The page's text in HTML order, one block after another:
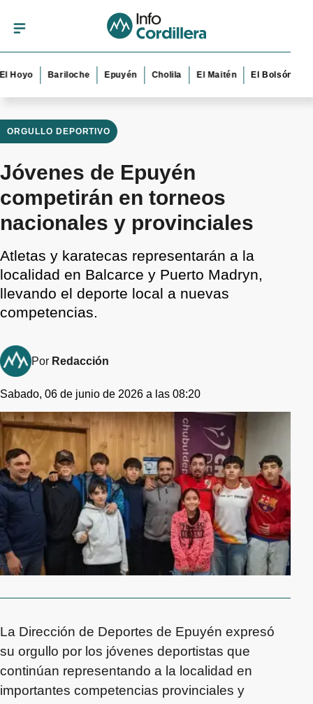
Bariloche Epuyén Cholila El Maitén El Bolsón Esquel
ORGULLO DEPORTIVO
Jóvenes de Epuyén
competirán en torneos
nacionales y provinciales
Atletas y karatecas representarán a la
localidad en Balcarce y Puerto Madryn,
llevando el deporte local a nuevas
competencias.
Por Redacción
Sabado, 06 de junio de 2026 a las 08:20
La Dirección de Deportes de Epuyén expresó
su orgullo por los jóvenes deportistas que
continúan representando a la localidad en
importantes competencias provinciales y